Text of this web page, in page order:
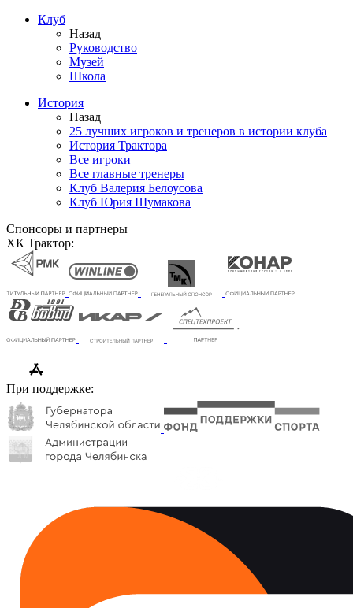
Клуб
Назад
Руководство
Музей
Школа
История
Назад
25 лучших игроков и тренеров в истории клуба
История Трактора
Все игроки
Все главные тренеры
Клуб Валерия Белоусова
Клуб Юрия Шумакова
Спонсоры и партнеры
ХК Трактор:
При поддержке: